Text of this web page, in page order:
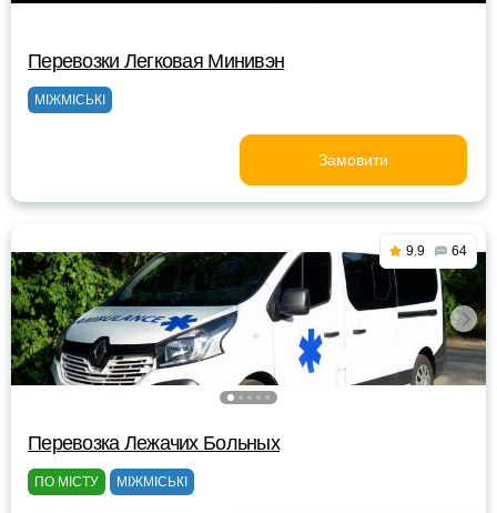
Перевозки Легковая Минивэн
МІЖМІСЬКІ
Замовити
9.9 64
Перевозка Лежачих Больных
ПО МІСТУ МІЖМІСЬКІ